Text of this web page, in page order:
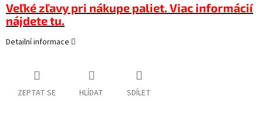
Veľké zľavy pri nákupe paliet. Viac informácií
nájdete tu.
Detailní informace
ZEPTAT SE HLÍDAT SDÍLET